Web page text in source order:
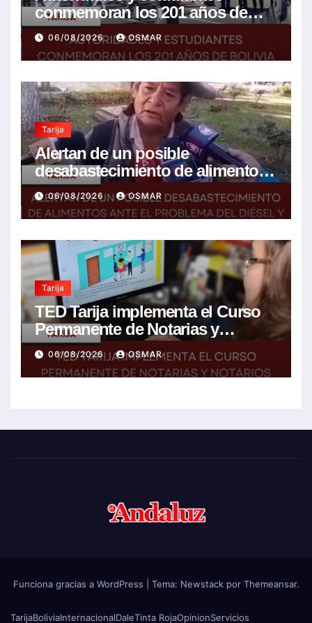
conmemoran los 201 años de
Bolivia con la esperanza de un
mejor futuro
06/08/2026 OSMAR
Tarija
Alertan de un posible
desabastecimiento de alimentos
ante el problema del diésel y el
encarecimiento de insumos
agrícolas
06/08/2026 OSMAR
Tarija
TED Tarija implementa el Curso
Permanente de Notarias y
Notarios Electorales 2026
06/08/2026 OSMAR
Funciona gracias a WordPress Tema: Newstackpor Themeansar.
TarijaBoliviaInternacionalDaleTinta RojaOpinionServicios